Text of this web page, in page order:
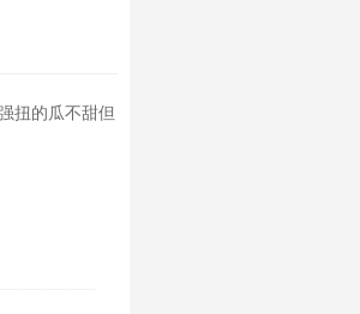
扭的瓜不甜但